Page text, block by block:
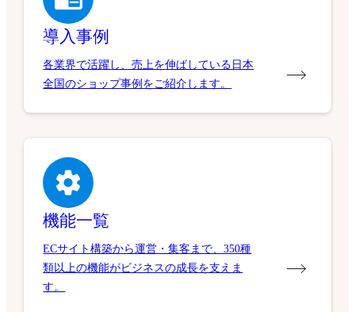
導入事例
各業界で活躍し、売上を伸ばしている日本
全国のショップ事例をご紹介します。
機能一覧
ECサイト構築から運営・集客まで、350種
類以上の機能がビジネスの成長を支えま
す。